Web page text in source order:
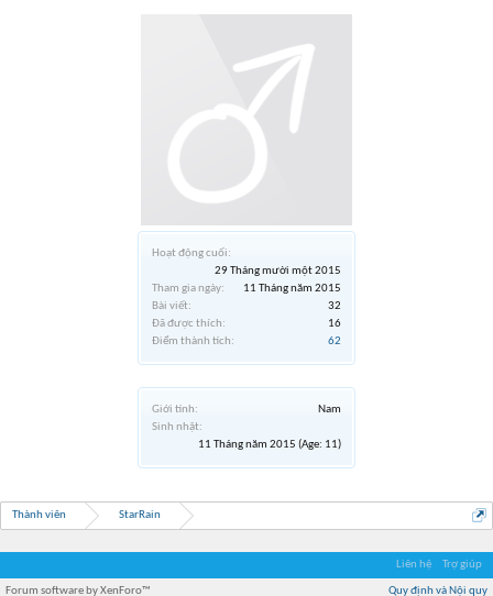
Hoạt động cuối:
29 Tháng mười một 2015
Tham gia ngày:
11 Tháng năm 2015
Bài viết:
32
Đã được thích:
16
Điểm thành tích:
62
Giới tính:
Nam
Sinh nhật:
11 Tháng năm 2015 (Age: 11)
Thành viên StarRain
Liên hệ Trợ giúp
Quy định và Nội quy
Forum software by XenForo™